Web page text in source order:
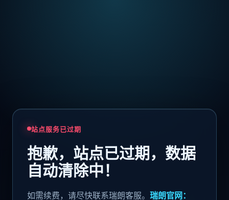
站点服务已过期
抱歉，站点已过期，数据
自动清除中！
如需续费，请尽快联系瑞朗客服。 瑞朗官网：